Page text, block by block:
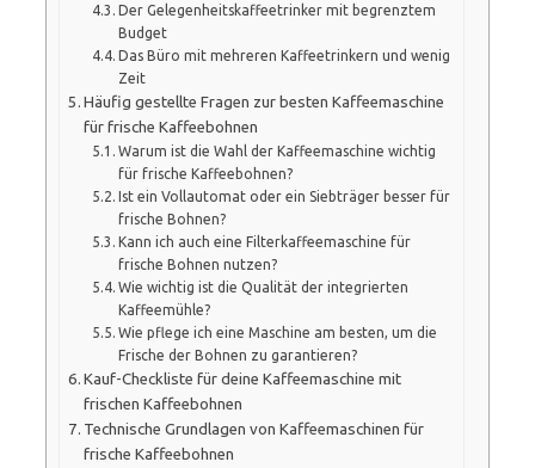
Der Gelegenheitskaffeetrinker mit begrenztem
Budget
Das Büro mit mehreren Kaffeetrinkern und wenig
Zeit
Häufig gestellte Fragen zur besten Kaffeemaschine
für frische Kaffeebohnen
Warum ist die Wahl der Kaffeemaschine wichtig
für frische Kaffeebohnen?
Ist ein Vollautomat oder ein Siebträger besser für
frische Bohnen?
Kann ich auch eine Filterkaffeemaschine für
frische Bohnen nutzen?
Wie wichtig ist die Qualität der integrierten
Kaffeemühle?
Wie pflege ich eine Maschine am besten, um die
Frische der Bohnen zu garantieren?
Kauf-Checkliste für deine Kaffeemaschine mit
frischen Kaffeebohnen
Technische Grundlagen von Kaffeemaschinen für
frische Kaffeebohnen